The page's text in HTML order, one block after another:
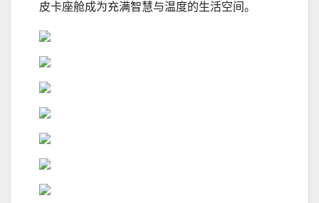
皮卡座舱成为充满智慧与温度的生活空间。